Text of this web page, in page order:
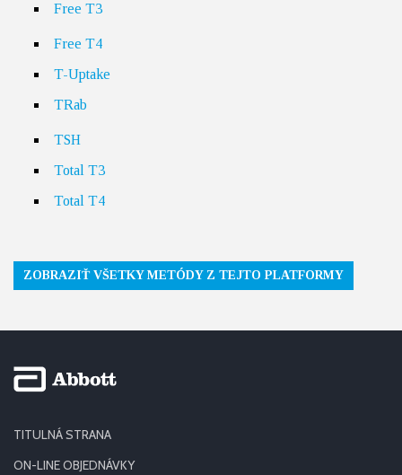
Free T3
Free T4
T-Uptake
TRab
TSH
Total T3
Total T4
ZOBRAZIŤ VŠETKY METÓDY Z TEJTO PLATFORMY
TITULNÁ STRANA
ON-LINE OBJEDNÁVKY